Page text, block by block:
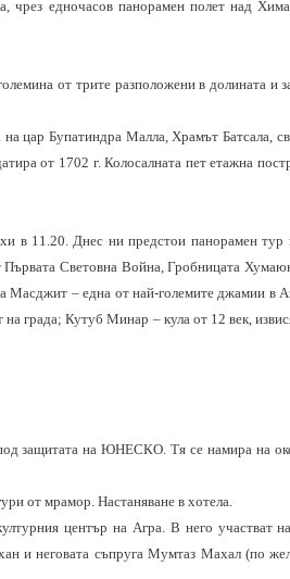
чрез едночасов панорамен полет над
от трите разположени в долината и
цар Бупатиндра Малла, Храмът Батсала,
от 1702 г. Колосалната пет етажна
в 11.20. Днес ни предстои панорамен
Световна Война, Гробницата
Масджит – една от най-големите джамии в
града; Кутуб Минар – кула от 12 век,
защитата наЮНЕСКО . Тя се намира на
от мрамор. Настаняване в хотела.
център на Агра.
В него участват
и неговата съпруга Мумтаз Махал (по